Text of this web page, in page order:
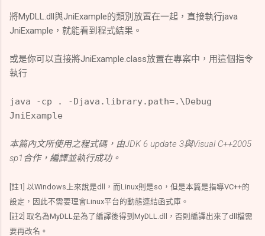
將MyDLL.dll與JniExample的類別放置在一起，直接執行java
JniExample，就能看到程式結果。
或是你可以直接將JniExample.class放置在專案中，用這個指令
執行
java -cp . -Djava.library.path=.\Debug
JniExample
本篇內文所使用之程式碼，由JDK 6 update 3與Visual C++2005
sp1合作，編譯並執行成功。
[註1] 以Windows上來說是dll，而Linux則是so，但是本篇是指導VC++的
設定，因此不需要理會Linux平台的動態連結函式庫。
[註2] 取名為MyDLL是為了編譯後得到MyDLL.dll，否則編譯出來了dll檔需
要再改名。